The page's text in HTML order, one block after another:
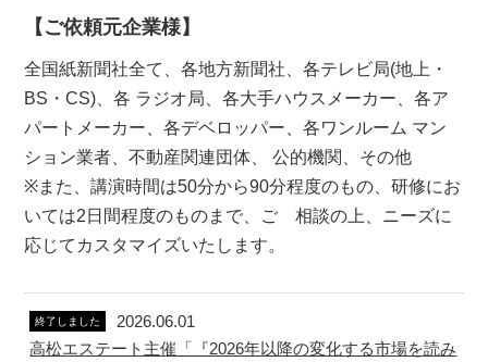
【ご依頼元企業様】
全国紙新聞社全て、各地方新聞社、各テレビ局(地上・
BS・CS)、各 ラジオ局、各大手ハウスメーカー、各ア
パートメーカー、各デベロッパー、各ワンルーム マン
ション業者、不動産関連団体、 公的機関、その他
※また、講演時間は50分から90分程度のもの、研修にお
いては2日間程度のものまで、ご゙相談の上、ニーズに
応じてカスタマイズいたします。
終了しました
2026.06.01
高松エステート主催「『2026年以降の変化する市場を読み